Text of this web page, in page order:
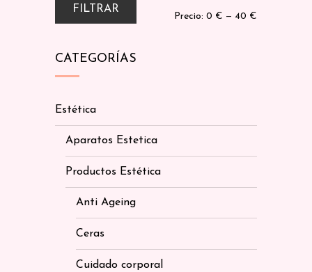
FILTRAR
Precio: 0 € — 40 €
CATEGORÍAS
Estética
Aparatos Estetica
Productos Estética
Anti Ageing
Ceras
Cuidado corporal